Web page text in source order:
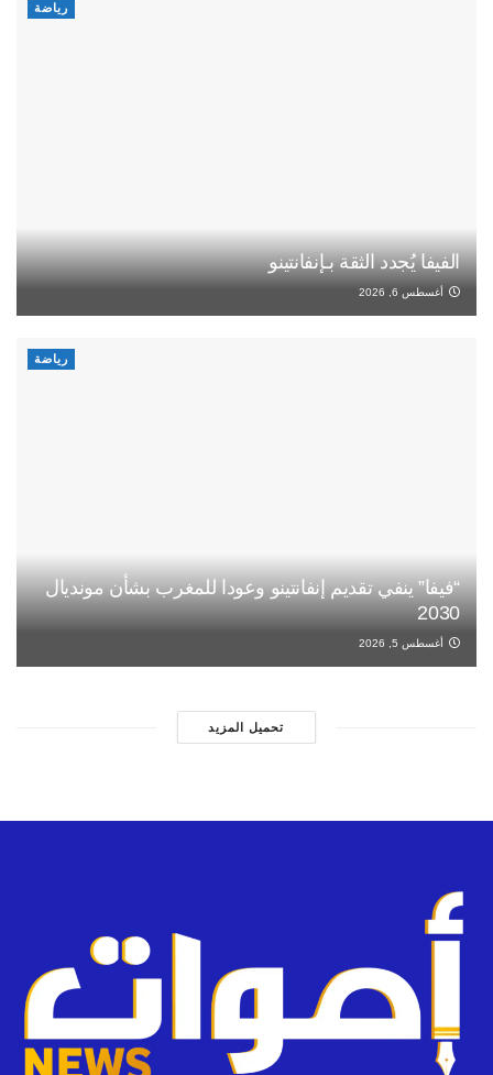
رياضة
الفيفا يُجدد الثقة بـإنفانتينو
أغسطس 6, 2026
رياضة
“فيفا” ينفي تقديم إنفانتينو وعودا للمغرب بشأن مونديال
2030
أغسطس 5, 2026
تحميل المزيد